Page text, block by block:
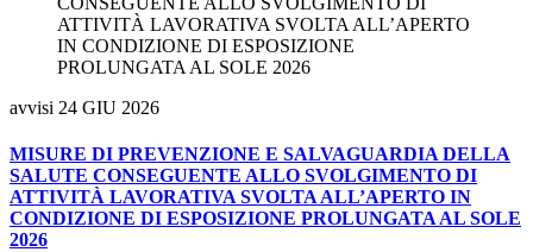
avvisi 24 GIU 2026
MISURE DI PREVENZIONE E SALVAGUARDIA DELLA
SALUTE CONSEGUENTE ALLO SVOLGIMENTO DI
ATTIVITÀ LAVORATIVA SVOLTA ALL’APERTO IN
CONDIZIONE DI ESPOSIZIONE PROLUNGATA AL SOLE
2026